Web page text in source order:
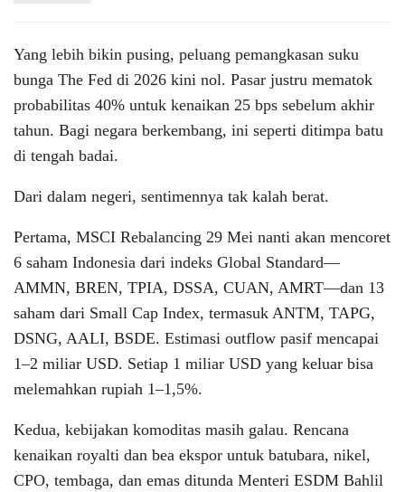
Yang lebih bikin pusing, peluang pemangkasan suku
bunga The Fed di 2026 kini nol. Pasar justru mematok
probabilitas 40% untuk kenaikan 25 bps sebelum akhir
tahun. Bagi negara berkembang, ini seperti ditimpa batu
di tengah badai.
Dari dalam negeri, sentimennya tak kalah berat.
Pertama, MSCI Rebalancing 29 Mei nanti akan mencoret
6 saham Indonesia dari indeks Global Standard—
AMMN, BREN, TPIA, DSSA, CUAN, AMRT—dan 13
saham dari Small Cap Index, termasuk ANTM, TAPG,
DSNG, AALI, BSDE. Estimasi outflow pasif mencapai
1–2 miliar USD. Setiap 1 miliar USD yang keluar bisa
melemahkan rupiah 1–1,5%.
Kedua, kebijakan komoditas masih galau. Rencana
kenaikan royalti dan bea ekspor untuk batubara, nikel,
CPO, tembaga, dan emas ditunda Menteri ESDM Bahlil